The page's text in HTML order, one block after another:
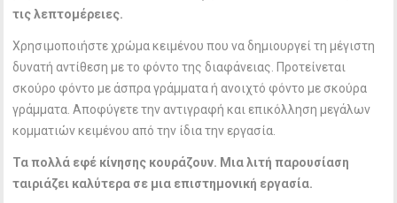
τις λεπτομέρειες.
Χρησιμοποιήστε χρώμα κειμένου που να δημιουργεί τη μέγιστη
δυνατή αντίθεση με το φόντο της διαφάνειας. Προτείνεται
σκούρο φόντο με άσπρα γράμματα ή ανοιχτό φόντο με σκούρα
γράμματα. Αποφύγετε την αντιγραφή και επικόλληση μεγάλων
κομματιών κειμένου από την ίδια την εργασία.
Τα πολλά εφέ κίνησης κουράζουν. Μια λιτή παρουσίαση
ταιριάζει καλύτερα σε μια επιστημονική εργασία.